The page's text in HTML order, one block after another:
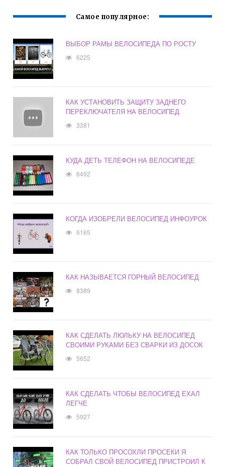
Самое популярное:
ВЫБОР РАМЫ ВЕЛОСИПЕДА ПО РОСТУ
6225
КАК УСТАНОВИТЬ ЗАЩИТУ ЗАДНЕГО
ПЕРЕКЛЮЧАТЕЛЯ НА ВЕЛОСИПЕД
3381
КУДА ДЕТЬ ТЕЛЕФОН НА ВЕЛОСИПЕДЕ
6492
КОГДА ИЗОБРЕЛИ ВЕЛОСИПЕД ИНФОУРОК
6165
КАК НАЗЫВАЕТСЯ ГОРНЫЙ ВЕЛОСИПЕД
8389
КАК СДЕЛАТЬ ЛЮЛЬКУ НА ВЕЛОСИПЕД
СВОИМИ РУКАМИ БЕЗ СВАРКИ ИЗ ДОСОК
5652
КАК СДЕЛАТЬ ЧТОБЫ ВЕЛОСИПЕД ЕХАЛ
ЛЕГЧЕ
5927
КАК ТОЛЬКО ПРОСОХЛИ ПРОСЕКИ Я
СОБРАЛ СВОЙ ВЕЛОСИПЕД ПРИСТРОИЛ К